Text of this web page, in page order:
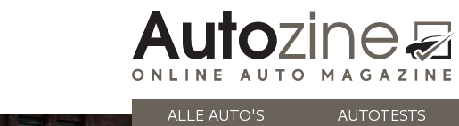
ALLE AUTO'S AUTOTESTS